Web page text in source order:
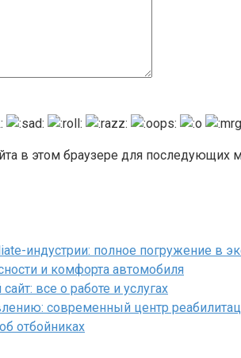
в этом браузере для последующих
индустрии: полное погружение в
и комфорта автомобиля
все о работе и услугах
современный центр
отбойниках